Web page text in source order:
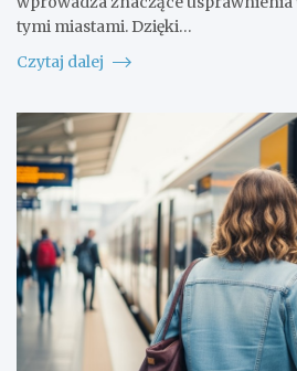
tymi miastami. Dzięki…
Czytaj dalej